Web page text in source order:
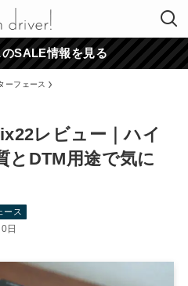
SALE情報を見る
ーフェース
レビュー｜ハイ
とDTM用途で気に
ース
日